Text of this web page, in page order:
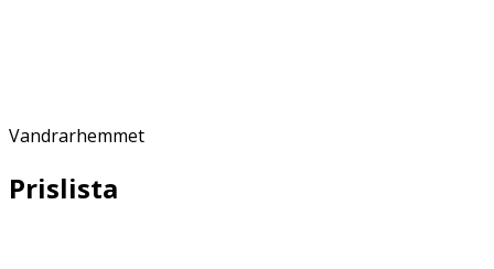
Vandrarhemmet
Prislista